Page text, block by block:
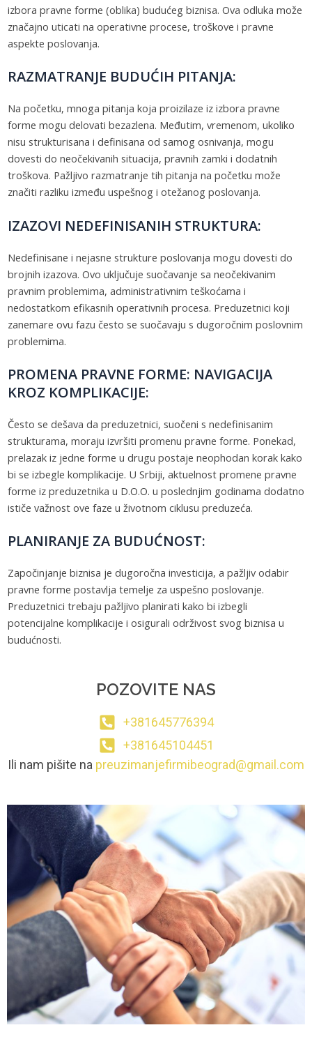
izbora pravne forme (oblika) budućeg biznisa. Ova odluka može
značajno uticati na operativne procese, troškove i pravne
aspekte poslovanja.
RAZMATRANJE BUDUĆIH PITANJA:
Na početku, mnoga pitanja koja proizilaze iz izbora pravne
forme mogu delovati bezazlena. Međutim, vremenom, ukoliko
nisu strukturisana i definisana od samog osnivanja, mogu
dovesti do neočekivanih situacija, pravnih zamki i dodatnih
troškova. Pažljivo razmatranje tih pitanja na početku može
značiti razliku između uspešnog i otežanog poslovanja.
IZAZOVI NEDEFINISANIH STRUKTURA:
Nedefinisane i nejasne strukture poslovanja mogu dovesti do
brojnih izazova. Ovo uključuje suočavanje sa neočekivanim
pravnim problemima, administrativnim teškoćama i
nedostatkom efikasnih operativnih procesa. Preduzetnici koji
zanemare ovu fazu često se suočavaju s dugoročnim poslovnim
problemima.
PROMENA PRAVNE FORME: NAVIGACIJA
KROZ KOMPLIKACIJE:
Često se dešava da preduzetnici, suočeni s nedefinisanim
strukturama, moraju izvršiti promenu pravne forme. Ponekad,
prelazak iz jedne forme u drugu postaje neophodan korak kako
bi se izbegle komplikacije. U Srbiji, aktuelnost promene pravne
forme iz preduzetnika u D.O.O. u poslednjim godinama dodatno
ističe važnost ove faze u životnom ciklusu preduzeća.
PLANIRANJE ZA BUDUĆNOST:
Započinjanje biznisa je dugoročna investicija, a pažljiv odabir
pravne forme postavlja temelje za uspešno poslovanje.
Preduzetnici trebaju pažljivo planirati kako bi izbegli
potencijalne komplikacije i osigurali održivost svog biznisa u
budućnosti.
POZOVITE NAS
+381645776394
+381645104451
Ili nam pišite na preuzimanjefirmibeograd@gmail.com